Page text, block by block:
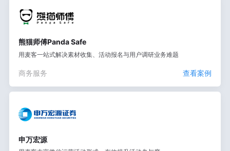
熊猫师傅Panda Safe
用麦客一站式解决素材收集、活动报名与用户调研业务难题
商务服务 查看案例
申万宏源